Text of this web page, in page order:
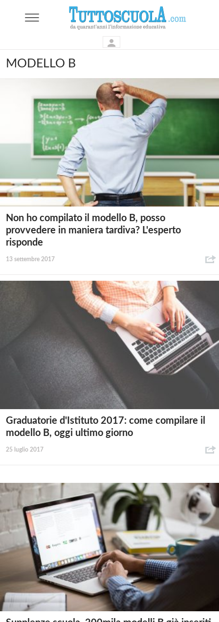
MODELLO B
Non ho compilato il modello B, posso
provvedere in maniera tardiva? L'esperto
risponde
13 settembre 2017
Graduatorie d'Istituto 2017: come compilare il
modello B, oggi ultimo giorno
25 luglio 2017